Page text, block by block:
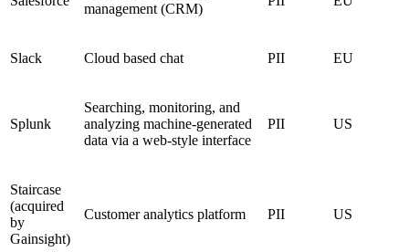
management (CRM)
Slack Cloud based chat PII EU
Splunk
Searching, monitoring, and
analyzing machine-generated
data via a web-style interface
PII US
Staircase
(acquired
by
Gainsight)
Customer analytics platform PII US